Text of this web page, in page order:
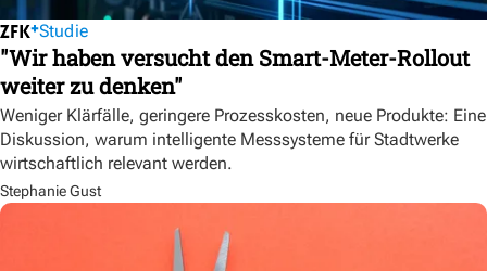
Studie
"Wir haben versucht den Smart-Meter-Rollout
weiter zu denken"
Weniger Klärfälle, geringere Prozesskosten, neue Produkte: Eine
Diskussion, warum intelligente Messsysteme für Stadtwerke
wirtschaftlich relevant werden.
Stephanie Gust